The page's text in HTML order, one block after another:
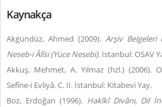
Kaynakça
Akgündüz, Ahmed (2009). Arşiv Belgeleri
Neseb-i Âlîsi (Yüce Nesebi). İstanbul: OSAV
Akkuş, Mehmet, A. Yılmaz (hzl.) (2006).
Sefîne-i Evliyâ. C. II. İstanbul: Kitabevi Yay.
Boz, Erdoğan (1996). Hakîkî Divânı, Dil